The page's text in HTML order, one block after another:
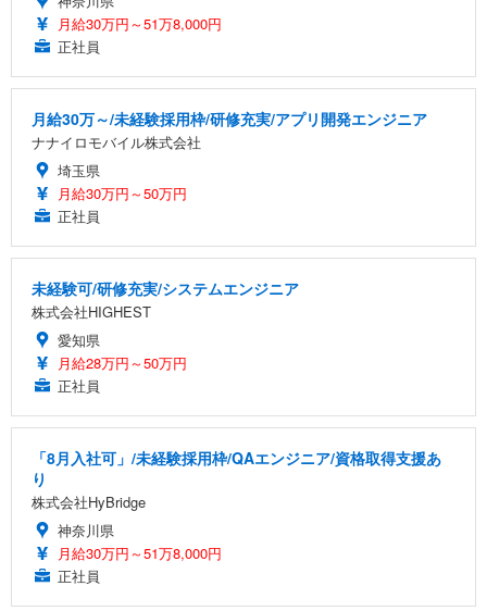
月給30万円～51万8,000円
正社員
月給30万～/未経験採用枠/研修充実/アプリ開発エンジニア
ナナイロモバイル株式会社
埼玉県
月給30万円～50万円
正社員
未経験可/研修充実/システムエンジニア
株式会社HIGHEST
愛知県
月給28万円～50万円
正社員
「8月入社可」/未経験採用枠/QAエンジニア/資格取得支援あ
り
株式会社HyBridge
神奈川県
月給30万円～51万8,000円
正社員